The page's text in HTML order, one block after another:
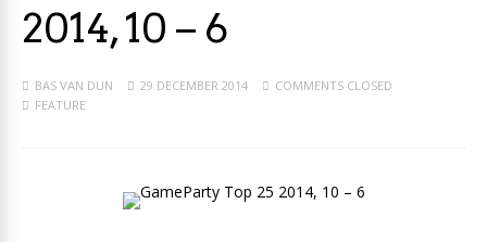
2014, 10 – 6
BAS VAN DUN 29 DECEMBER 2014
COMMENTS CLOSED
FEATURE